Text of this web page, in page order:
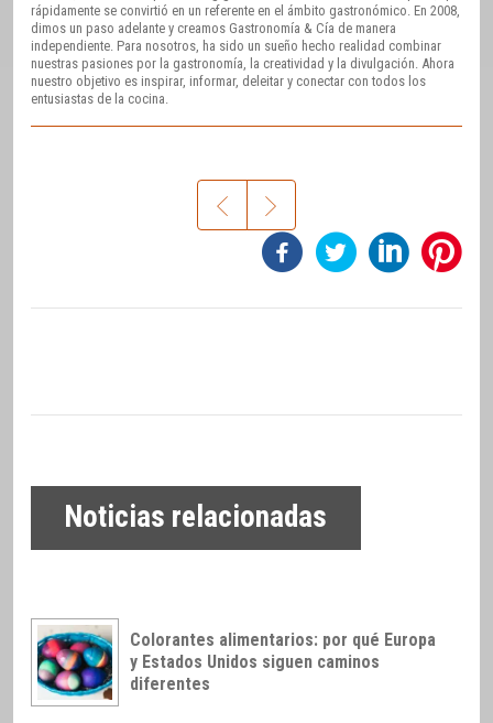
rápidamente se convirtió en un referente en el ámbito gastronómico. En 2008,
dimos un paso adelante y creamos Gastronomía & Cía de manera
independiente. Para nosotros, ha sido un sueño hecho realidad combinar
nuestras pasiones por la gastronomía, la creatividad y la divulgación. Ahora
nuestro objetivo es inspirar, informar, deleitar y conectar con todos los
entusiastas de la cocina.
Noticias relacionadas
Colorantes alimentarios: por qué Europa
y Estados Unidos siguen caminos
diferentes